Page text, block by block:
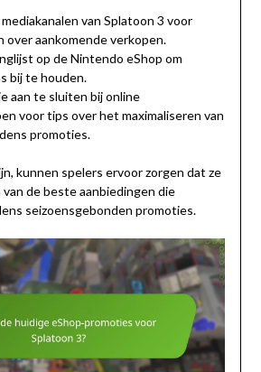
van Splatoon 3 voor
over aankomende verkopen.
op de Nintendo eShop om
bij te houden.
aan te sluiten bij online
voor tips over het maximaliseren van
promoties.
kunnen spelers ervoor zorgen dat ze
de beste aanbiedingen die
seizoensgebonden promoties.